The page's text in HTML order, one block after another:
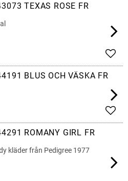
TEXAS ROSE FR
BLUS OCH VÄSKA FR
ROMANY GIRL FR
kläder från Pedigree 1977